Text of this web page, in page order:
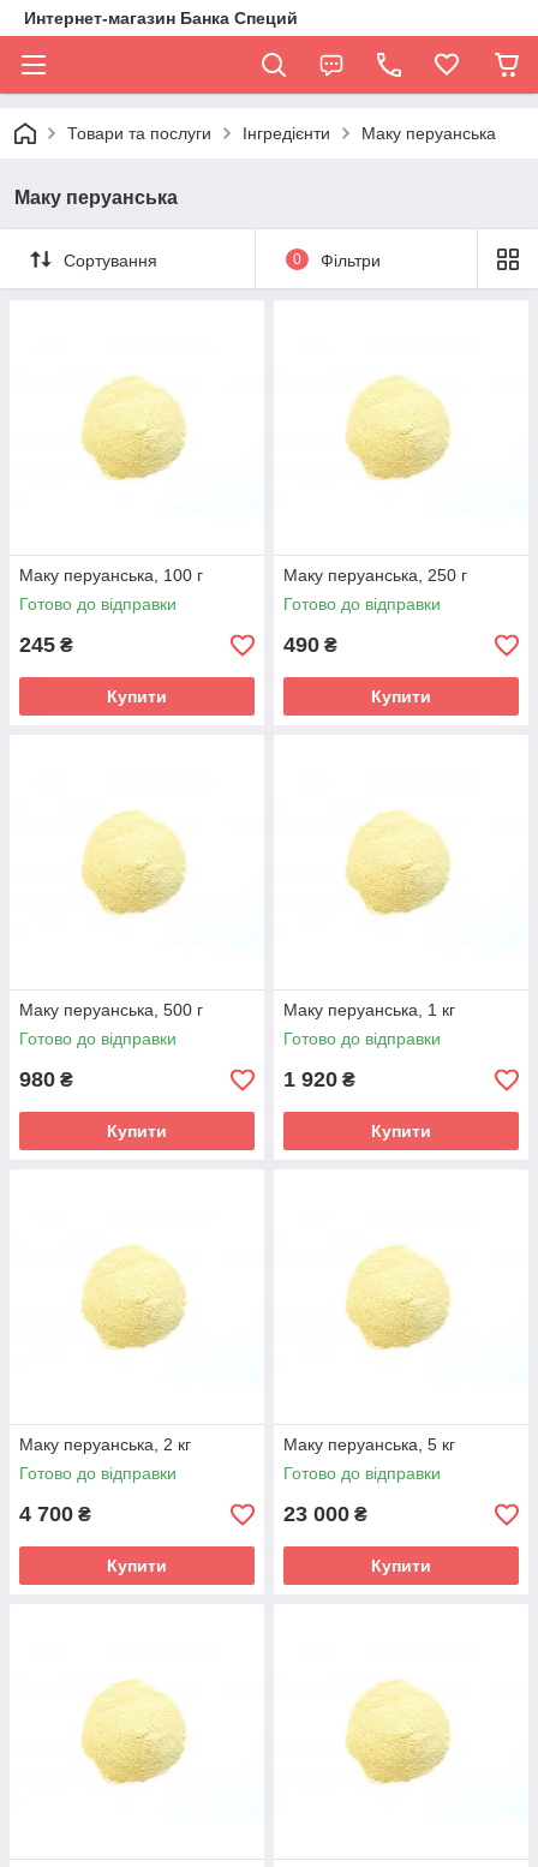
Интернет-магазин Банка Специй
Товари та послуги Інгредієнти Маку перуанська
Маку перуанська
Сортування 0 Фільтри
Маку перуанська, 100 г
Готово до відправки
245 ₴
Купити
Маку перуанська, 250 г
Готово до відправки
490 ₴
Купити
Маку перуанська, 500 г
Готово до відправки
980 ₴
Купити
Маку перуанська, 1 кг
Готово до відправки
1 920 ₴
Купити
Маку перуанська, 2 кг
Готово до відправки
4 700 ₴
Купити
Маку перуанська, 5 кг
Готово до відправки
23 000 ₴
Купити